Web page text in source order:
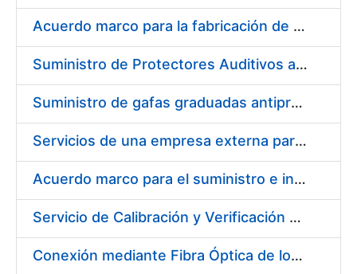
Erakutsi/Ezkutatu
Acuerdo marco para la fabricación de piezas
Suministro de Protectores Auditivos a medida para las personas trabajadoras de los Centros de Trabajo de Madrid y Burgos
Suministro de gafas graduadas antiproyecciones para los trabajadores de la FNMT-RCM en los centros de trabajo de Madrid y Burgos
Servicios de una empresa externa para el asesoramiento y resolución de los recursos de alzada que se presentan relacionados con procesos de selección para la FNMT-RCM
Acuerdo marco para el suministro e instalación de persianas, estores y otros complementos
Servicio de Calibración y Verificación Externa de los Equipos de Medición del Servicio de Prevención de la FNMT-RCM
Conexión mediante Fibra Óptica de los Centros de Proceso de Datos (CPDs) de las sedes de la FNMT-RCM de Burgos y Madrid